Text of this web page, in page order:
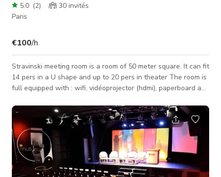
5.0 (2) 30 invités
Paris
€100/h
Stravinski meeting room is a room of 50 meter square. It can fit
14 pers in a U shape and up to 20 pers in theater The room is
full equipped with : wifi, vidéoprojector (hdmi), paperboard and
beautiful stone walls and stone ceilings. Welcome to our
friendly co-working spaces designed to make you feel at
home in the very center of Paris. Also open for movie
productions and photoshoots, although some rooms you can't